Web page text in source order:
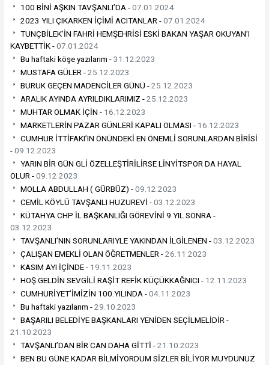
100 BİNİ AŞKIN TAVŞANLI’DA -07.01.2024
2023 YILI ÇIKARKEN İÇİMİ ACITANLAR -07.01.2024
TUNÇBİLEK’İN FAHRİ HEMŞEHRİSİ ESKİ BAKAN YAŞAR OKUYAN’I
KAYBETTİK -07.01.2024
Bu haftaki köşe yazılarım -31.12.2023
MUSTAFA GÜLER -25.12.2023
BURUK GEÇEN MADENCİLER GÜNÜ -25.12.2023
ARALIK AYINDA AYRILDIKLARIMIZ -25.12.2023
MUHTAR OLMAK İÇİN - 16.12.2023
MARKETLERİN PAZAR GÜNLERİ KAPALI OLMASI - 16.12.2023
CUMHUR İTTİFAKI’IN ÖNÜNDEKİ EN ÖNEMLİ SORUNLARDAN BİRİSİ
-09.12.2023
YARIN BİR GÜN GLİ ÖZELLEŞTİRİLİRSE LİNYİTSPOR DA HAYAL
OLUR -09.12.2023
MOLLA ABDULLAH ( GÜRBÜZ) -09.12.2023
CEMİL KÖYLÜ TAVŞANLI HUZUREVİ -03.12.2023
KÜTAHYA CHP İL BAŞKANLIĞI GÖREVİNİ 9 YIL SONRA -
03.12.2023
TAVŞANLI’NIN SORUNLARIYLE YAKINDAN İLGİLENEN -03.12.2023
ÇALIŞAN EMEKLİ OLAN ÖĞRETMENLER -26.11.2023
KASIM AYI İÇİNDE - 19.11.2023
HOŞ GELDİN SEVGİLİ RAŞİT REFİK KÜÇÜKKAĞNICI - 12.11.2023
CUMHURİYET’İMİZİN 100.YILINDA -04.11.2023
Bu haftaki yazılarım -29.10.2023
BAŞARILI BELEDİYE BAŞKANLARI YENİDEN SEÇİLMELİDİR -
21.10.2023
TAVŞANLI’DAN BİR CAN DAHA GİTTİ -21.10.2023
BEN BU GÜNE KADAR BİLMİYORDUM SİZLER BİLİYOR MUYDUNUZ